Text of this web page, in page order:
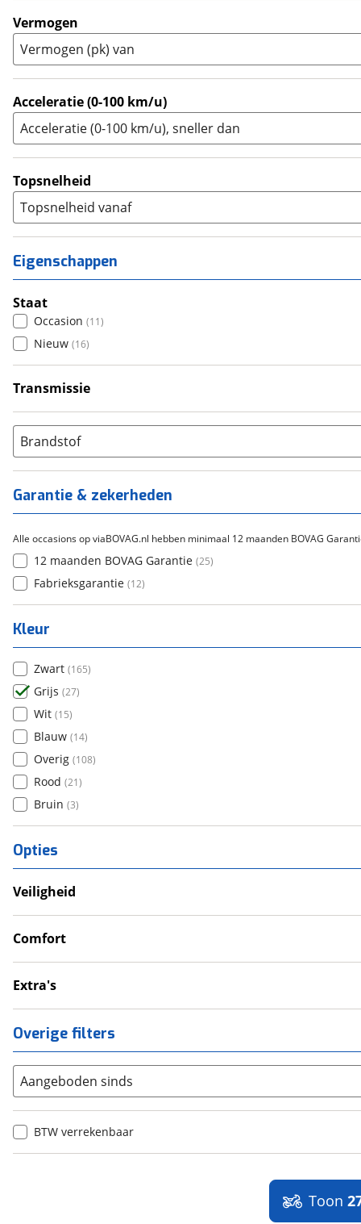
Trike (0)
Zijspan 0)
Vermogen
Vermogen (pk) van
Acceleratie (0-100 km/u)
Acceleratie (0-100 km/u), sneller dan
Topsnelheid
Topsnelheid vanaf
Eigenschappen
Staat
Occasion (11)
Nieuw (16)
Transmissie
Brandstof
Garantie & zekerheden
Alle occasions op viaBOVAG.nl hebben minimaal 12 maanden BOVAG
12 maanden BOVAG Garantie (25)
Fabrieksgarantie (12)
Kleur
Zwart (165)
Grijs (27)
Wit (15)
Blauw (14)
Overig (108)
Rood (21)
Bruin (3)
Opties
Veiligheid
LED verlichting
Valbeugel
Comfort
Extra's
Overige filters
Aangeboden sinds
BTW verrekenbaar
Toon